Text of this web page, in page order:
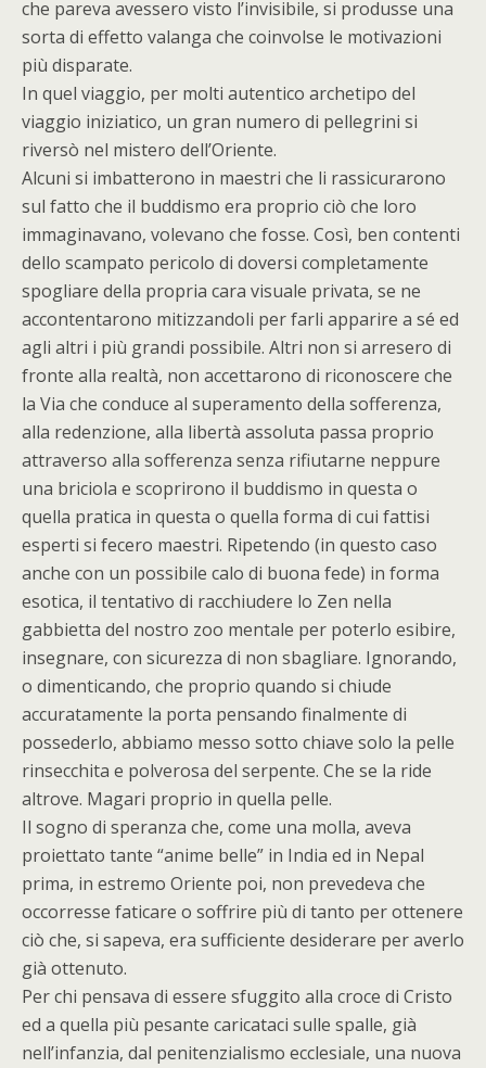
che pareva avessero visto l’invisibile, si produsse una
sorta di effetto valanga che coinvolse le motivazioni
più disparate.
In quel viaggio, per molti autentico archetipo del
viaggio iniziatico, un gran numero di pellegrini si
riversò nel mistero dell’Oriente.
Alcuni si imbatterono in maestri che li rassicurarono
sul fatto che il buddismo era proprio ciò che loro
immaginavano, volevano che fosse. Così, ben contenti
dello scampato pericolo di doversi completamente
spogliare della propria cara visuale privata, se ne
accontentarono mitizzandoli per farli apparire a sé ed
agli altri i più grandi possibile. Altri non si arresero di
fronte alla realtà, non accettarono di riconoscere che
la Via che conduce al superamento della sofferenza,
alla redenzione, alla libertà assoluta passa proprio
attraverso alla sofferenza senza rifiutarne neppure
una briciola e scoprirono il buddismo in questa o
quella pratica in questa o quella forma di cui fattisi
esperti si fecero maestri. Ripetendo (in questo caso
anche con un possibile calo di buona fede) in forma
esotica, il tentativo di racchiudere lo Zen nella
gabbietta del nostro zoo mentale per poterlo esibire,
insegnare, con sicurezza di non sbagliare. Ignorando,
o dimenticando, che proprio quando si chiude
accuratamente la porta pensando finalmente di
possederlo, abbiamo messo sotto chiave solo la pelle
rinsecchita e polverosa del serpente. Che se la ride
altrove. Magari proprio in quella pelle.
Il sogno di speranza che, come una molla, aveva
proiettato tante “anime belle” in India ed in Nepal
prima, in estremo Oriente poi, non prevedeva che
occorresse faticare o soffrire più di tanto per ottenere
ciò che, si sapeva, era sufficiente desiderare per averlo
già ottenuto.
Per chi pensava di essere sfuggito alla croce di Cristo
ed a quella più pesante caricataci sulle spalle, già
nell’infanzia, dal penitenzialismo ecclesiale, una nuova